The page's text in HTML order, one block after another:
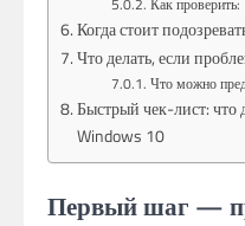
Когда стоит
Что делать, если
Что можно
Быстрый чек-лист: что
Windows 10
Первый шаг —